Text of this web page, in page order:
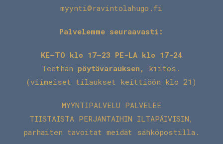
myynti@ravintolahugo.fi
Palvelemme seuraavasti:
KE–TO klo 17–23 PE-LA klo 17-24
Teethän pöytävarauksen , kiitos.
(viimeiset tilaukset keittiöön klo 21)
MYYNTIPALVELU PALVELEE
TIISTAISTA PERJANTAIHIN ILTAPÄIVISIN,
parhaiten tavoitat meidät sähköpostilla.